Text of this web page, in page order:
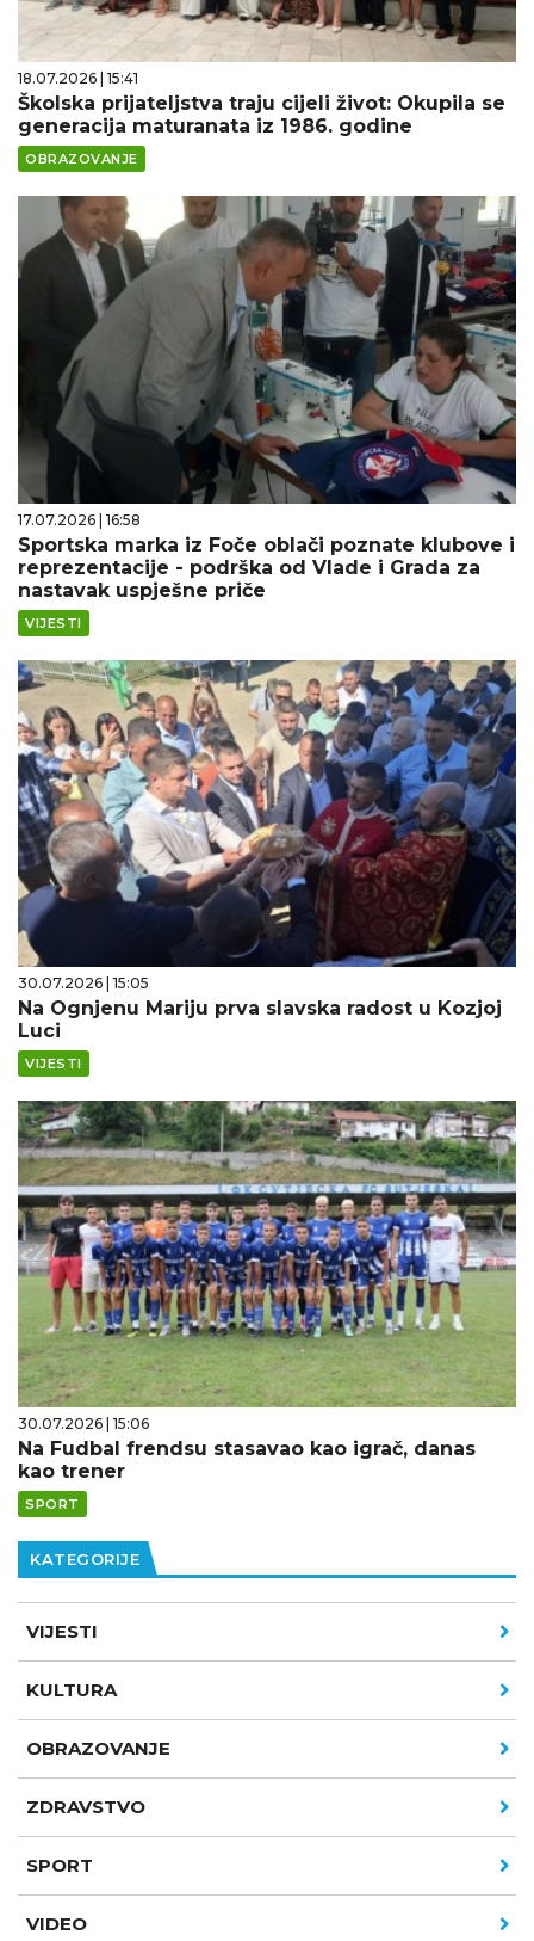
18.07.2026 | 15:41
Školska prijateljstva traju cijeli život: Okupila se
generacija maturanata iz 1986. godine
OBRAZOVANJE
17.07.2026 | 16:58
Sportska marka iz Foče oblači poznate klubove i
reprezentacije - podrška od Vlade i Grada za
nastavak uspješne priče
VIJESTI
30.07.2026 | 15:05
Na Ognjenu Mariju prva slavska radost u Kozjoj
Luci
VIJESTI
30.07.2026 | 15:06
Na Fudbal frendsu stasavao kao igrač, danas
kao trener
SPORT
KATEGORIJE
VIJESTI
KULTURA
OBRAZOVANJE
ZDRAVSTVO
SPORT
VIDEO